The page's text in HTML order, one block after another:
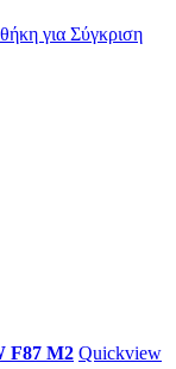
για Σύγκριση
F87 M2 Quickview